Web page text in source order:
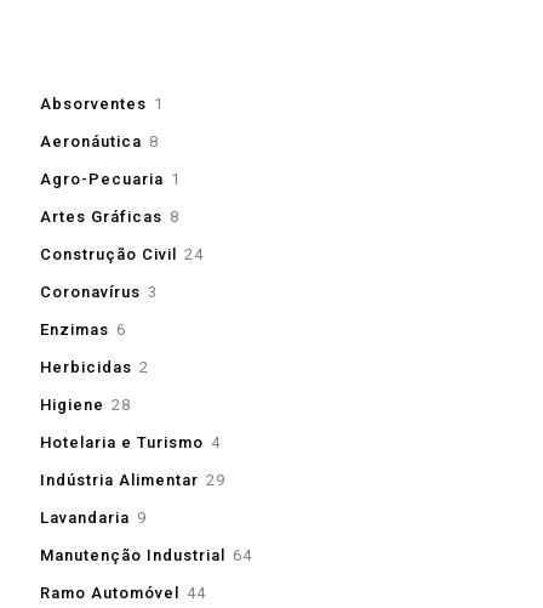
Absorventes 1
Aeronáutica 8
Agro-Pecuaria 1
Artes Gráficas 8
Construção Civil 2424
Coronavírus 3
Enzimas 6
Herbicidas 2
Higiene 28
Hotelaria e Turismo 44
Indústria Alimentar 29
Lavandaria 9
Manutenção Industrial 6464
Ramo Automóvel 4444